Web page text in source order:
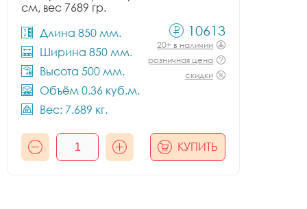
см, вес 7689 гр.
Длина 850 мм.
Ширина 850 мм.
Высота 500 мм.
Объём 0.36 куб.м.
Вес: 7.689 кг.
10613
20+ в наличии
розничная цена
скидки
КУПИТЬ